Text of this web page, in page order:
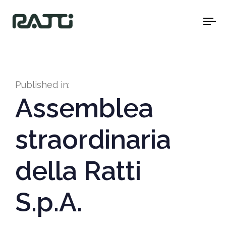
Published in:
Assemblea
straordinaria
della Ratti
S.p.A.